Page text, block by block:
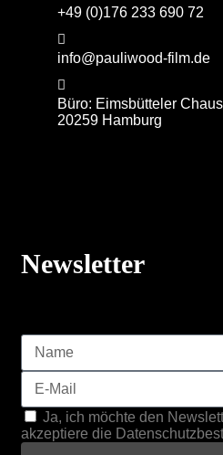
+49 (0)176 233 690 72
info@pauliwood-film.de
Büro: Eimsbütteler
20259 Hamburg
Newsletter
Ja, ich möchte den
akzeptiere die